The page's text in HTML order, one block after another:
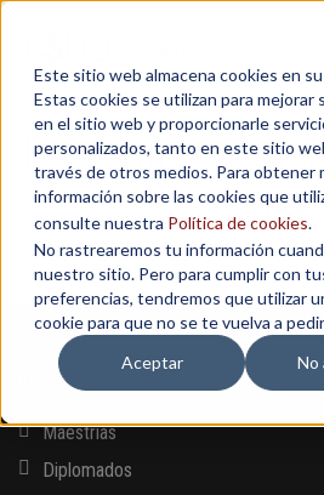
Este sitio web almacena cookies en
Estas cookies se utilizan para mejorar
en el sitio web y proporcionarle
personalizados, tanto en este sitio
través de otros medios. Para obtener
información sobre las cookies que
consulte nuestra Política de cookies.
No rastrearemos tu información
nuestro sitio. Pero para cumplir con
preferencias, tendremos que utilizar
cookie para que no se te vuelva a
Aceptar
No
Foro
2026
Home / Foro empresarial
PROGRAMAS
Maestrías
Diplomados